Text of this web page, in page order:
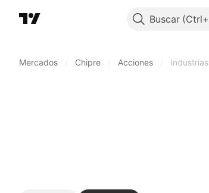
Buscar
Mercados Chipre Acciones Industrias